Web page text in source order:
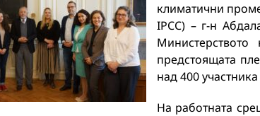
климатични
IPCC) – г-н
предстоящата
над 400
На работната